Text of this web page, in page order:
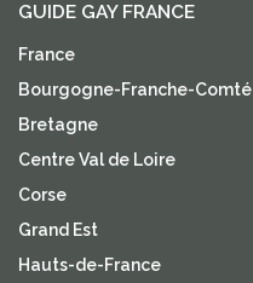
GUIDE GAY FRANCE
France
Bourgogne-Franche-Comté
Bretagne
Centre Val de Loire
Corse
Grand Est
Hauts-de-France